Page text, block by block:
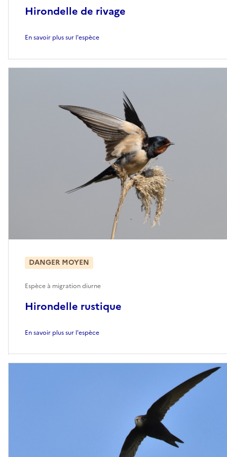
Hirondelle de rivage
En savoir plus sur l'espèce
Hirondelle rustique
DANGER MOYEN
Espèce à migration diurne
En savoir plus sur l'espèce